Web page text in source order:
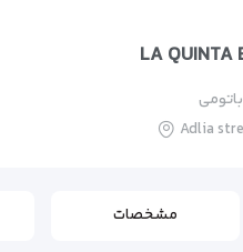
LA QUINTA
Adlia
مشخصات